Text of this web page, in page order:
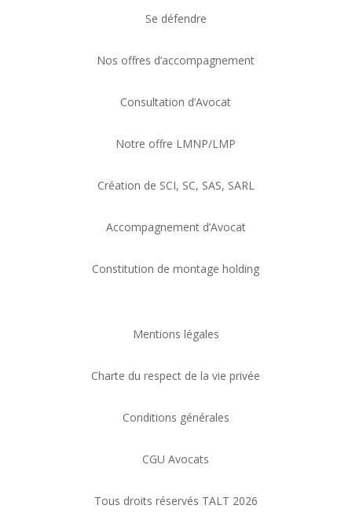
Se défendre
Nos offres d’accompagnement
Consultation d’Avocat
Notre offre LMNP/LMP
Création de SCI, SC, SAS, SARL
Accompagnement d’Avocat
Constitution de montage holding
Mentions légales
Charte du respect de la vie privée
Conditions générales
CGU Avocats
Tous droits réservés TALT 2026